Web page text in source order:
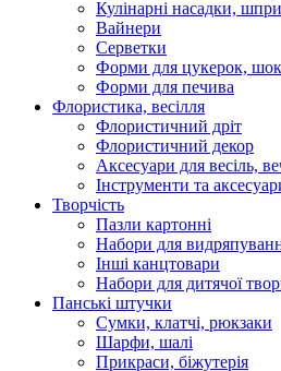
Кулінарні насадки,
Вайнери
Серветки
Форми для цукерок,
Форми для печива
Флористика, весілля
Флористичний дріт
Флористичний декор
Аксесуари для весіль,
Інструменти та
Творчість
Пазли картонні
Набори для
Інші канцтовари
Набори для дитячої
Панські штучки
Сумки, клатчі, рюкзаки
Шарфи, шалі
Прикраси, біжутерія